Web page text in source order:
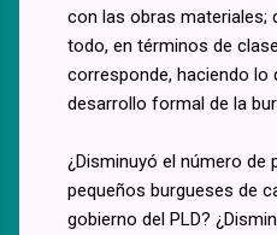
con las obras materiales;
todo, en términos de
corresponde, haciendo lo
desarrollo formal de la
¿Disminuyó el número
pequeños burgueses de
gobierno del PLD?